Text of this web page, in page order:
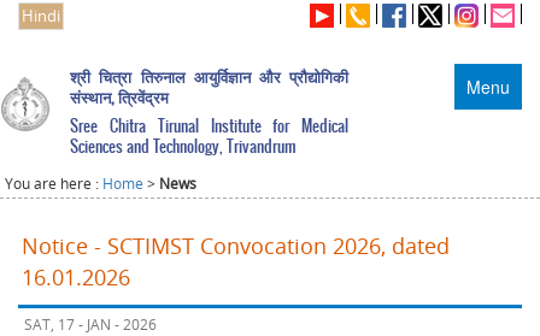
Hindi
Menu
श्री चित्रा तिरुनाल आयुर्विज्ञान और प्रौद्योगिकी
संस्थान, त्रिवेंद्रम
Sree Chitra Tirunal Institute for Medical
Sciences and Technology, Trivandrum
You are here : Home > News
Notice - SCTIMST Convocation 2026, dated
16.01.2026
SAT, 17 - JAN - 2026